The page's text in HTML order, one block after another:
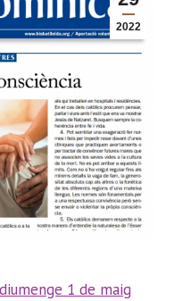
2022
1 de maig